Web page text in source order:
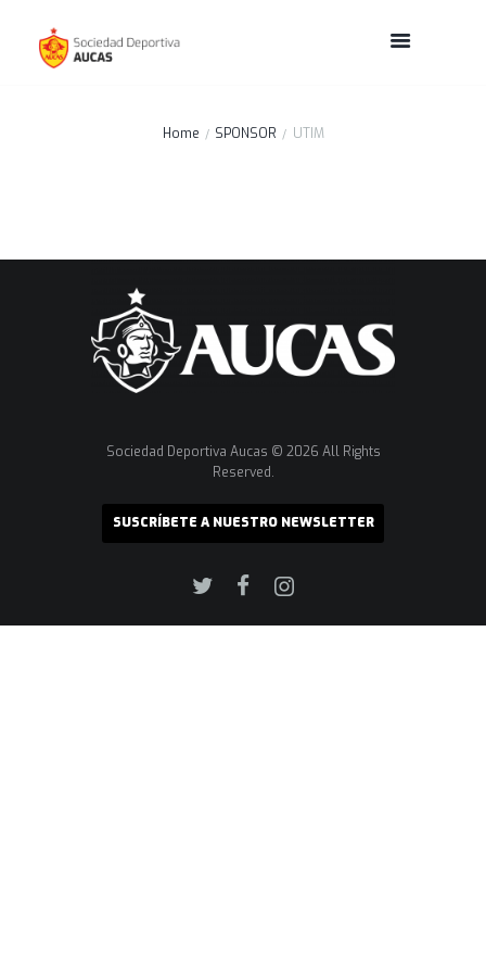
Home SPONSOR UTIM
Sociedad Deportiva Aucas © 2026 All Rights
Reserved.
SUSCRÍBETE A NUESTRO NEWSLETTER